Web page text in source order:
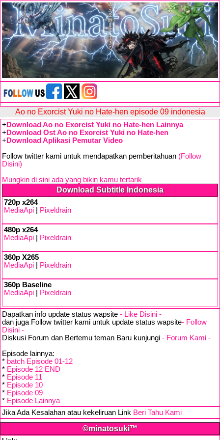
Ao no Exorcist Yuki no Hate-hen episode 09 indonesia
+ Download Ao no Exorcist Yuki no Hate-hen Lainnya
+ Download Ost Ao no Exorcist Yuki no Hate-hen
+ Download Aplikasi Pemutar Video
Follow twitter kami untuk mendapatkan pemberitahuan (Follow
Disini)
Mungkin di sini ada yang bikin kamu tertarik
Download Subtitle Indonesia
720p x264
MediaApi
Pixeldrain
480p x264
MediaApi
Pixeldrain
360p X265
MediaApi
Pixeldrain
360p Baseline
MediaApi
Pixeldrain
Dapatkan info update status wapsite - Like Disini -
dan juga Follow twitter kami untuk update status wapsite- Follow
Disini -
Diskusi Forum dan Bertemu teman Baru kunjungi - Forum Kami -
Episode lainnya:
* batch Episode 01-12
* Episode 12 END
* Episode 11
* Episode 10
* Episode 09
* Episode Lainnya
Jika Ada Kesalahan atau kekeliruan Link Beri Tahu Kami
©minatosuki™